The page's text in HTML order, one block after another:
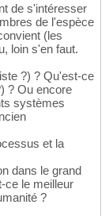
de s'intéresser
de l'espèce
(les
loin s'en faut.
?) ? Qu'est-ce
? Ou encore
systèmes
et la
dans le grand
ce le meilleur
?